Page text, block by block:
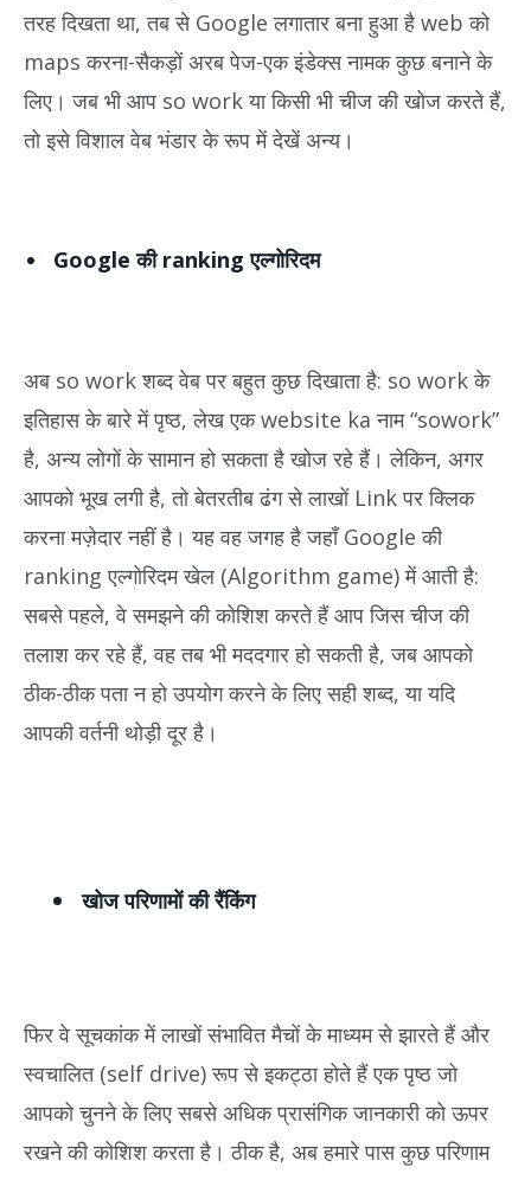
तरह दिखता था, तब से Google लगातार बना हुआ है web को
maps करना-सैकड़ों अरब पेज-एक इंडेक्स नामक कुछ बनाने के
लिए। जब भी आप so work या किसी भी चीज की खोज करते हैं,
तो इसे विशाल वेब भंडार के रूप में देखें अन्य।
Google की ranking एल्गोरिदम
अब so work शब्द वेब पर बहुत कुछ दिखाता है: so work के
इतिहास के बारे में पृष्ठ, लेख एक website ka नाम “sowork”
है, अन्य लोगों के सामान हो सकता है खोज रहे हैं। लेकिन, अगर
आपको भूख लगी है, तो बेतरतीब ढंग से लाखों Link पर क्लिक
करना मज़ेदार नहीं है। यह वह जगह है जहाँ Google की
ranking एल्गोरिदम खेल (Algorithm game) में आती है:
सबसे पहले, वे समझने की कोशिश करते हैं आप जिस चीज की
तलाश कर रहे हैं, वह तब भी मददगार हो सकती है, जब आपको
ठीक-ठीक पता न हो उपयोग करने के लिए सही शब्द, या यदि
आपकी वर्तनी थोड़ी दूर है।
खोज परिणामों की रैंकिंग
फिर वे सूचकांक में लाखों संभावित मैचों के माध्यम से झारते हैं और
स्वचालित (self drive) रूप से इकट्ठा होते हैं एक पृष्ठ जो
आपको चुनने के लिए सबसे अधिक प्रासंगिक जानकारी को ऊपर
रखने की कोशिश करता है। ठीक है, अब हमारे पास कुछ परिणाम